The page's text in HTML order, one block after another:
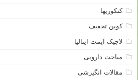
کنکوریها
کوپن تخفیف
لاجیک آیمت ایتالیا
مباحث دارویی
مقالات انگیزشی